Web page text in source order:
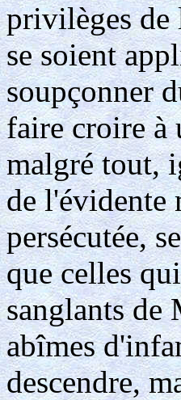
privilèges de
se soient
soupçonner
faire croire à
malgré tout,
de l'évidente
persécutée,
que celles
sanglants de
abîmes
descendre,